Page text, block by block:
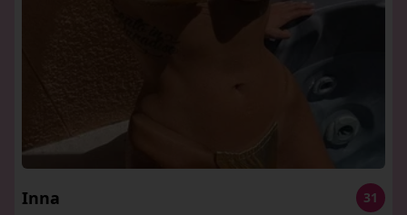
Inna
31